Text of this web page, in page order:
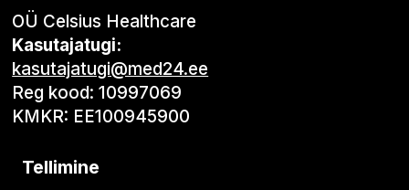
OÜ Celsius Healthcare
Kasutajatugi:
kasutajatugi@med24.ee
Reg kood: 10997069
KMKR: EE100945900
Tellimine